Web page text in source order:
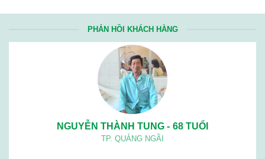
PHẢN HỒI KHÁCH HÀNG
NGUYỄN THÀNH TUNG - 68 TUỔI
TP. QUẢNG NGÃI